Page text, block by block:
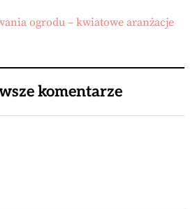
ogrodu – kwiatowe aranżacje
komentarze